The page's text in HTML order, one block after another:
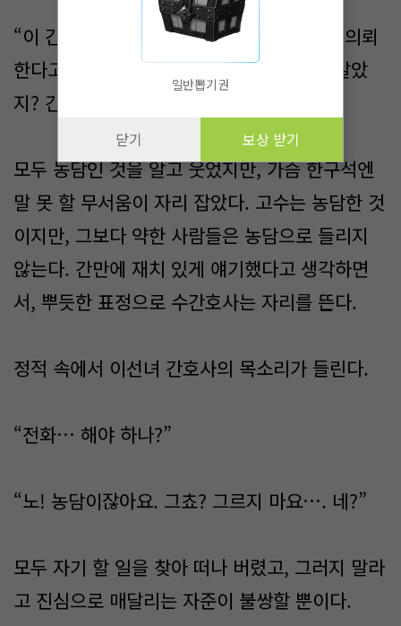
“이 간호사! 과장님께 전화에서 정신감정을 의뢰
한다고 전해줘. 환자 한 명 생길 것 같다고 알았
지? 긴급으로.”
모두 농담인 것을 알고 웃었지만, 가슴 한구석엔
말 못 할 무서움이 자리 잡았다. 고수는 농담한 것
이지만, 그보다 약한 사람들은 농담으로 들리지
않는다. 간만에 재치 있게 얘기했다고 생각하면
서, 뿌듯한 표정으로 수간호사는 자리를 뜬다.
정적 속에서 이선녀 간호사의 목소리가 들린다.
“전화… 해야 하나?”
“노! 농담이잖아요. 그쵸? 그르지 마요…. 네?”
모두 자기 할 일을 찾아 떠나 버렸고, 그러지 말라
고 진심으로 매달리는 자준이 불쌍할 뿐이다.
일반뽑기권
닫기 보상 받기